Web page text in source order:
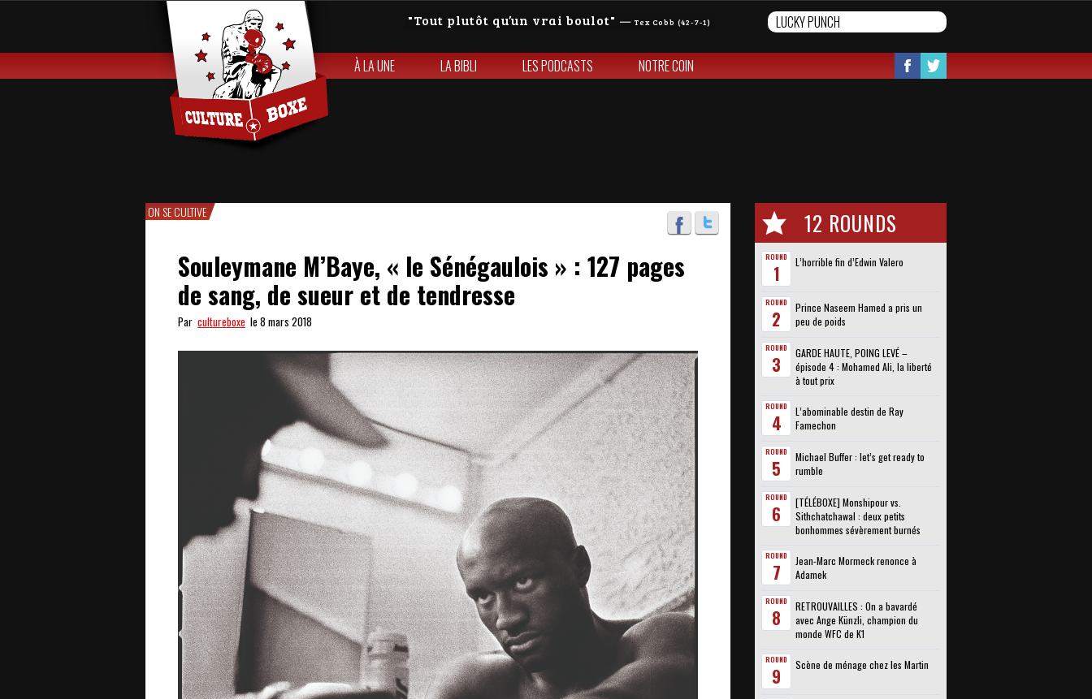
Tout plutôt qu’un vrai boulot — Tex Cobb (42-7-1)
À LA UNE LA BIBLI LES PODCASTS NOTRE COIN
12 ROUNDS
ROUND
1 L’horrible fin d’Edwin Valero
ROUND
2
Prince Naseem Hamed a pris un
peu de poids
ROUND
3
GARDE HAUTE, POING LEVÉ –
épisode 4 : Mohamed Ali, la liberté
à tout prix
ROUND
4
L’abominable destin de Ray
Famechon
ROUND
5
Michael Buffer : let’s get ready to
rumble
ROUND
6
[TÉLÉBOXE] Monshipour vs.
Sithchatchawal : deux petits
bonhommes sévèrement burnés
ROUND
7
Jean-Marc Mormeck renonce à
Adamek
ROUND
8
RETROUVAILLES : On a bavardé
avec Ange Künzli, champion du
monde WFC de K1
ROUND
9 Scène de ménage chez les Martin
ON SE CULTIVE
Souleymane M’Baye, « le Sénégaulois » : 127 pages
de sang, de sueur et de tendresse
Par cultureboxe le 8 mars 2018